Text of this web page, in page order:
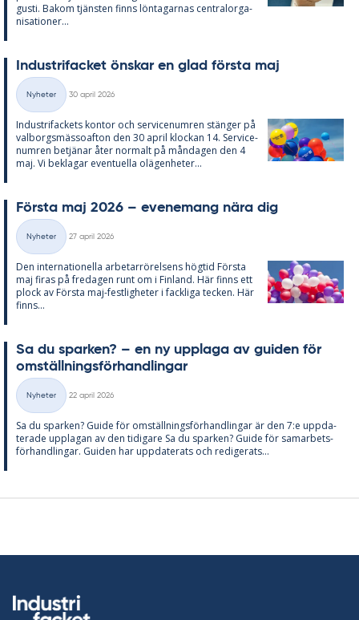
gusti. Bakom tjäns­ten fin­ns lön­ta­gar­nas cen­tral­or­ga­
ni­sa­tio­ner...
In­du­stri­fac­ket öns­kar en glad förs­ta maj
Kategorier
Nyheter
30 april 2026
In­du­stri­fac­kets kon­tor och ser­vice­num­ren stäng­er på
val­borgs­mäs­so­af­ton den 30 april kloc­kan 14. Ser­vice­
num­ren be­tjä­nar åter nor­malt på mån­da­gen den 4
maj. Vi be­kla­gar even­tu­el­la olä­gen­he­ter...
Förs­ta maj 2026 – eve­ne­mang nära dig
Kategorier
Nyheter
27 april 2026
Den in­ter­na­tio­nel­la ar­be­tar­rö­rel­sens hög­tid Förs­ta
maj fi­ras på fre­da­gen runt om i Fin­land. Här fin­ns ett
plock av Förs­ta maj-fest­lig­he­ter i fack­li­ga tec­ken. Här
fin­ns...
Sa du spar­ken? – en ny upp­laga av gui­den för
om­ställ­nings­för­hand­ling­ar
Kategorier
Nyheter
22 april 2026
Sa du spar­ken? Guide för om­ställ­nings­för­hand­ling­ar är den 7:e upp­da­
te­ra­de upp­la­gan av den ti­di­ga­re Sa du spar­ken? Guide för sam­ar­bets­
för­hand­ling­ar. Gui­den har upp­da­te­ra­ts och re­di­ge­ra­ts...